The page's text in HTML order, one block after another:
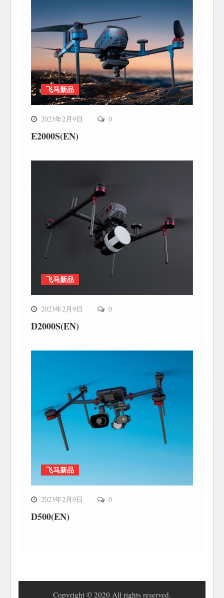
飞马新品
2023年2月9日 0
E2000S(EN)
飞马新品
2023年2月9日 0
D2000S(EN)
飞马新品
2023年2月9日 0
D500(EN)
Copyright © 2020 All rights reserved.